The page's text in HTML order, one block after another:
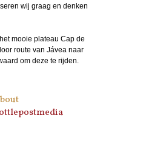
wij graag en denken
mooie plateau Cap de
route van Jávea naar
om deze te rijden.